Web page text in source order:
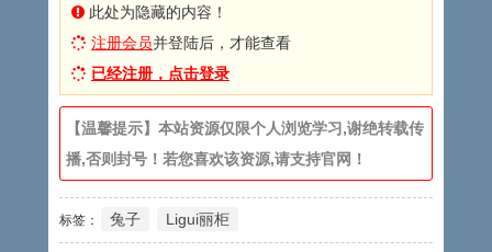
此处为隐藏的内容！
注册会员并登陆后，才能查看
已经注册，点击登录
【温馨提示】本站资源仅限个人浏览学习,谢绝转载传
播,否则封号！若您喜欢该资源,请支持官网！
标签： 兔子 Ligui丽柜